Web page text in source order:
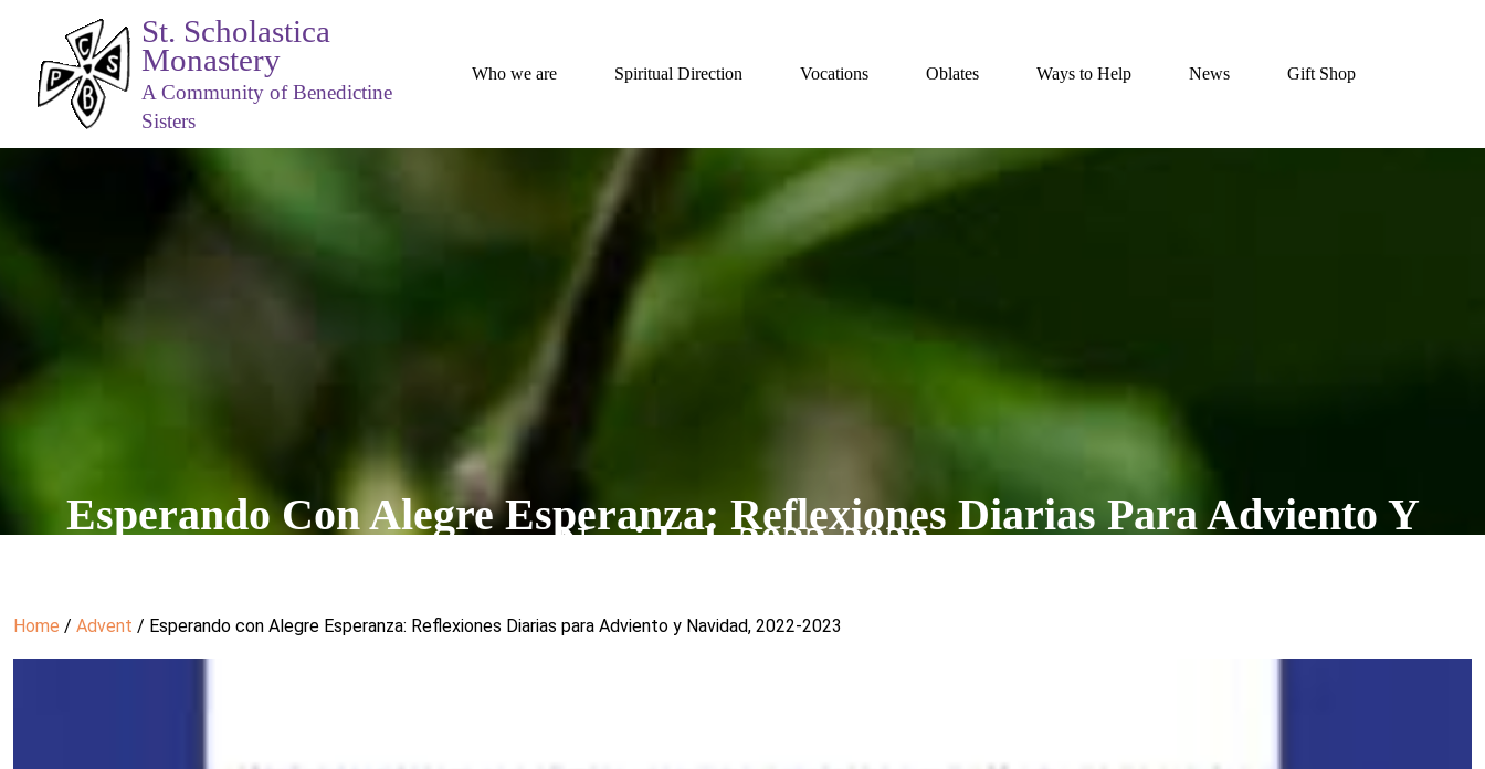
St. Scholastica
Monastery
A Community of Benedictine
Sisters
Who we are Spiritual Direction Vocations Oblates Ways to Help News Gift Shop
Esperando Con Alegre Esperanza: Reflexiones Diarias Para Adviento Y
Navidad, 2022-2023
Home / Advent / Esperando con Alegre Esperanza: Reflexiones Diarias para Adviento y Navidad, 2022-2023